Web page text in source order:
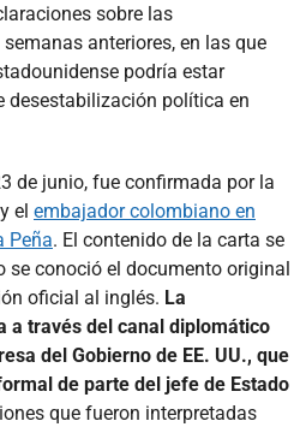
sobre las
anteriores, en las que
podría estar
desestabilización política en
de junio, fue confirmada por la
el embajador colombiano en
Peña. El contenido de la carta se
se conoció el documento original
oficial al inglés. La
a través del canal diplomático
del Gobierno de EE. UU., que
de parte del jefe de Estado
que fueron interpretadas